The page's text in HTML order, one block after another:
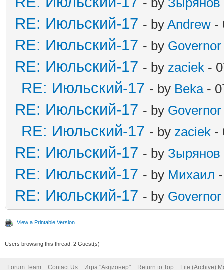
RE: Июльский-17 - by Andrew -
RE: Июльский-17 - by Governor
RE: Июльский-17 - by zaciek -
RE: Июльский-17 - by Beka-
RE: Июльский-17 - by Governor
RE: Июльский-17 - by zaciek -
RE: Июльский-17 - by Зырянов
RE: Июльский-17 - by Михаил
RE: Июльский-17 - by Governor
View a Printable Version
Users browsing this thread: 2 Guest(s)
Forum Team Contact Us Игра "Акционер" Return to Top Lite (Archive)